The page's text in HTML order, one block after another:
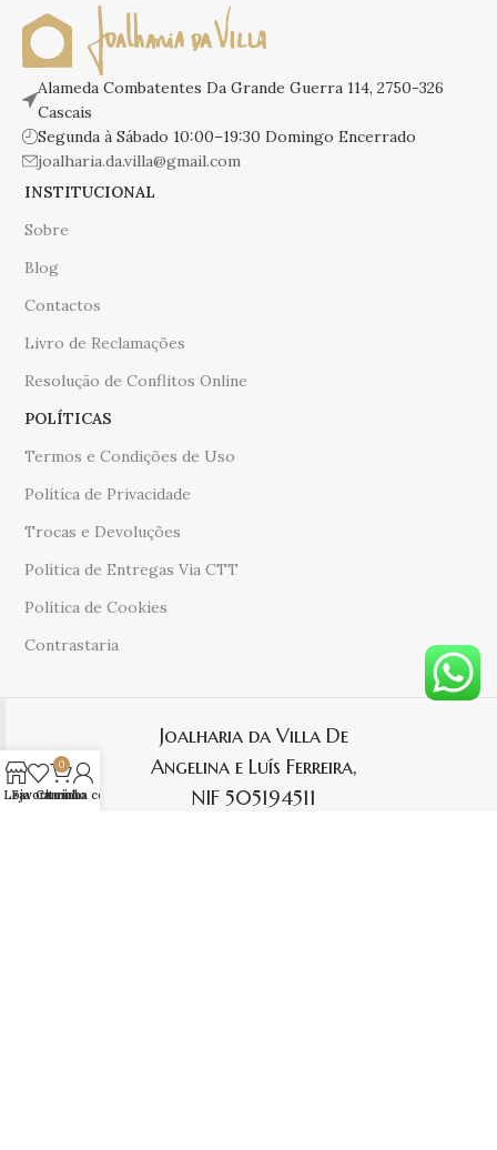
Alameda Combatentes Da Grande Guerra 114, 2750-326
Cascais
Segunda à Sábado 10:00–19:30 Domingo Encerrado
joalharia.da.villa@gmail.com
INSTITUCIONAL
Sobre
Blog
Contactos
Livro de Reclamações
Resolução de Conflitos Online
POLÍTICAS
Termos e Condições de Uso
Polítíca de Privacidade
Trocas e Devoluções
Política de Entregas Via CTT
Política de Cookies
Contrastaria
Joalharia da Villa De
Angelina e Luís Ferreira,
NIF 505194511
Loja
Favoritos
0
Carrinho
A minha conta